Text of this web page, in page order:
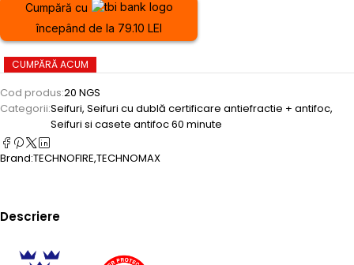
Cumpără cu
începând de la 79.10 LEI
CUMPĂRĂ ACUM
Cod produs:20 NGS
Categorii:Seifuri, Seifuri cu dublă certificare antiefractie + antifoc,
Seifuri si casete antifoc 60 minute
Brand:TECHNOFIRE,TECHNOMAX
Descriere